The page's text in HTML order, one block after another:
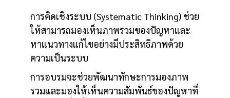
การคิดเชิงระบบ (Systematic Thinking) ช่วย
ให้สามารถมองเห็นภาพรวมของปัญหาและ
หาแนวทางแก้ไขอย่างมีประสิทธิภาพด้วย
ความเป็นระบบ
การอบรมจะช่วยพัฒนาทักษะการมองภาพ
รวมและมองให้เห็นความสัมพันธ์ของปัญหาที่